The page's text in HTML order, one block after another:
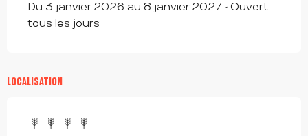
Du 3 janvier 2026 au 8 janvier 2027 - Ouvert
tous les jours
LOCALISATION